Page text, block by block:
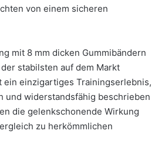
von einem sicheren
mit 8 mm dicken Gummibändern
stabilsten auf dem Markt
ein einzigartiges Trainingserlebnis,
und widerstandsfähig beschrieben
die gelenkschonende Wirkung
zu herkömmlichen